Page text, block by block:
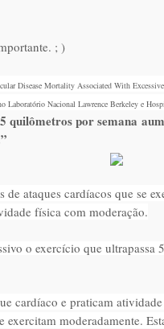
; )
Disease Mortality Associated With
Laboratório Nacional Lawrence Berkeley e
quilômetros por semana
de ataques cardíacos que se
física com moderação.
o exercício que
cardíaco e praticam
moderadamente.